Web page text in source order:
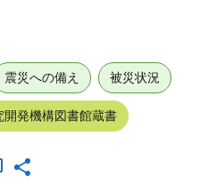
震災への備え 被災状況
開発機構図書館蔵書